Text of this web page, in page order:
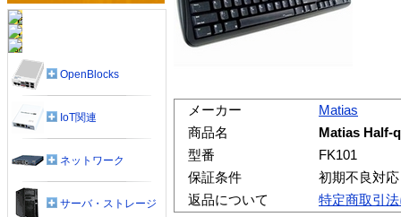
メーカー
Matias
商品名
Matias Half-
型番
FK101
保証条件
初期不良対
返品について
特定商取引
OpenBlocks
IoT関連
ネットワーク
サーバ・ストレージ